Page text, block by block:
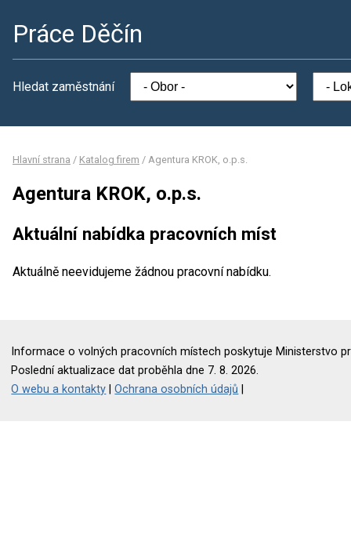
Práce Děčín
Hledat zaměstnání
Hlavní strana / Katalog firem / Agentura KROK, o.p.s.
Agentura KROK, o.p.s.
Aktuální nabídka pracovních míst
Aktuálně neevidujeme žádnou pracovní nabídku.
Informace o volných pracovních místech poskytuje Ministerstvo
Poslední aktualizace dat proběhla dne 7. 8. 2026.
O webu a kontakty |Ochrana osobních údajů